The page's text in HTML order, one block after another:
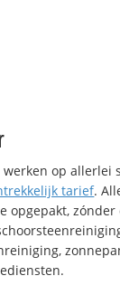
werken op allerlei
tarief.
opgepakt,